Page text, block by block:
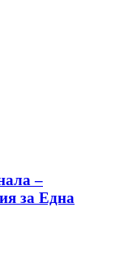
–
за Една